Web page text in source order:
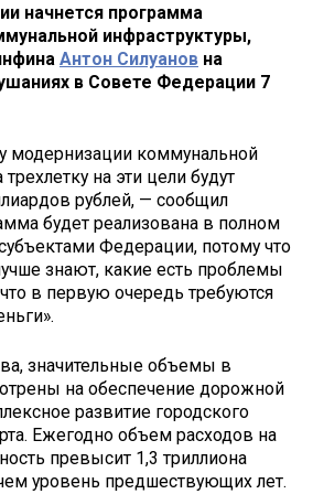
начнется программа
инфраструктуры,
Антон Силуанов на
в Совете Федерации 7
модернизации коммунальной
на эти цели будут
рублей, — сообщил
будет реализована в полном
Федерации, потому что
знают, какие есть проблемы
в первую очередь требуются
значительные объемы в
на обеспечение дорожной
развитие городского
Ежегодно объем расходов на
превысит 1,3 триллиона
уровень предшествующих лет.